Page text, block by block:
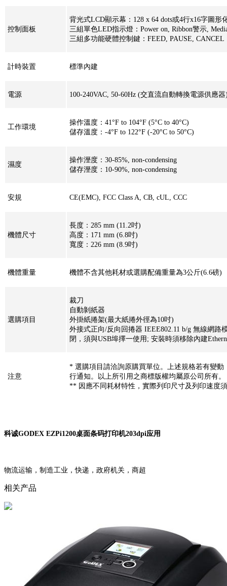
控制面板
背光式LCD顯示幕：128 x 64 dots或4行x16字圖
三組單色LED指示燈：Power on, Ribbon警示,
三組多功能硬體控制鍵：FEED, PAUSE, CANCEL
計時裝置 標準內建
電源 100-240VAC, 50-60Hz (交直流自動轉換電源供應器
工作環境
操作溫度：41°F to 104°F (5°C to 40°C)
儲存溫度：-4°F to 122°F (-20°C to 50°C)
濕度
操作溼度：30-85%, non-condensing
儲存溼度：10-90%, non-condensing
安規 CE(EMC), FCC Class A, CB, cUL, CCC
機體尺寸
長度：285 mm (11.2吋)
高度：171 mm (6.8吋)
寬度：226 mm (8.9吋)
機體重量 機體不含其他耗材或選購配備重量為3公斤(6.6磅)
選購項目
裁刀
自動剝紙器
外掛紙捲架(最大紙捲外徑為10吋)
外接式正向/反向回捲器 IEEE802.11 b/g 無線網路
閉，須與USB埠擇一使用; 安裝時須移除內建
注意
* 選購項目請洽詢原購買單位。上述規格若有變動
行通知。以上所引用之商標版權均屬原公司所有。
** 因應不同耗材特性，實際列印尺寸及列印速度須
科诚GODEX EZPi1200桌面条码打印机203dpi应用
物流运输，制造工业，快递，政府机关，商超
相关产品